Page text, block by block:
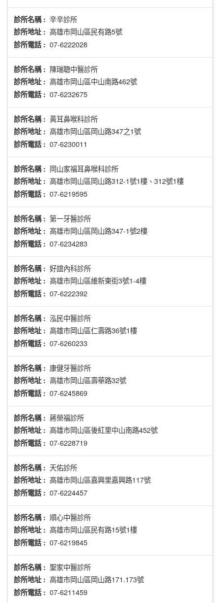
診所名稱 : 辛辛診所
診所地址 : 高雄市岡山區民有路5號
診所電話 : 07-6222028
診所名稱 : 陳瑞聰中醫診所
診所地址 : 高雄市岡山區中山南路462號
診所電話 : 07-6232675
診所名稱 : 黃耳鼻喉科診所
診所地址 : 高雄市岡山區岡山路347之1號
診所電話 : 07-6230011
診所名稱 : 岡山家福耳鼻喉科診所
診所地址 : 高雄市岡山區岡山路312-1號1樓、312號1樓
診所電話 : 07-6219595
診所名稱 : 第一牙醫診所
診所地址 : 高雄市岡山區岡山路347-1號2樓
診所電話 : 07-6234283
診所名稱 : 好誼內科診所
診所地址 : 高雄市岡山區維新東街3號1-4樓
診所電話 : 07-6222392
診所名稱 : 泓民中醫診所
診所地址 : 高雄市岡山區仁壽路36號1樓
診所電話 : 07-6260233
診所名稱 : 康健牙醫診所
診所地址 : 高雄市岡山區壽華路32號
診所電話 : 07-6245869
診所名稱 : 蔣榮福診所
診所地址 : 高雄市岡山區後紅里中山南路452號
診所電話 : 07-6228719
診所名稱 : 天佑診所
診所地址 : 高雄市岡山區嘉興里嘉興路117號
診所電話 : 07-6224457
診所名稱 : 順心中醫診所
診所地址 : 高雄市岡山區民有路15號1樓
診所電話 : 07-6219845
診所名稱 : 聖家中醫診所
診所地址 : 高雄市岡山區岡山路171.173號
診所電話 : 07-6211459